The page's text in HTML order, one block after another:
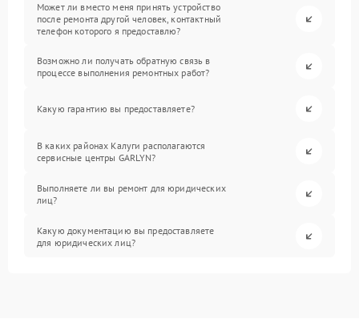
Может ли вместо меня принять устройство
после ремонта другой человек, контактный
телефон которого я предоставлю?
Возможно ли получать обратную связь в
процессе выполнения ремонтных работ?
Какую гарантию вы предоставляете?
В каких районах Калуги располагаются
сервисные центры GARLYN?
Выполняете ли вы ремонт для юридических
лиц?
Какую документацию вы предоставляете
для юридических лиц?